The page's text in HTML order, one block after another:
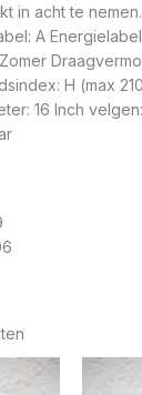
in acht te nemen.
A
H (max
16 Inch